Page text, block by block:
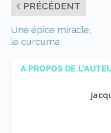
PRÉCÉDENT
Une épice miracle,
le curcuma
A PROPOS DE